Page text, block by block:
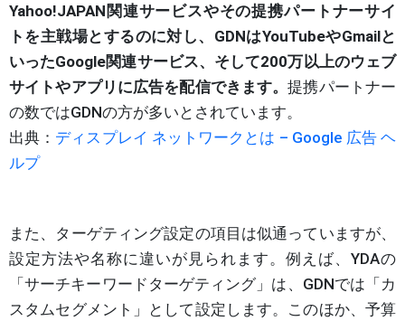
Yahoo!JAPAN関連サービスやその提携パートナーサイ
トを主戦場とするのに対し、GDNはYouTubeやGmailと
いったGoogle関連サービス、そして200万以上のウェブ
サイトやアプリに広告を配信できます。提携パートナー
の数ではGDNの方が多いとされています。
出典： ディスプレイ ネットワークとは – Google 広告 ヘ
ルプ
また、ターゲティング設定の項目は似通っていますが、
設定方法や名称に違いが見られます。例えば、YDAの
「サーチキーワードターゲティング」は、GDNでは「カ
スタムセグメント」として設定します。このほか、予算